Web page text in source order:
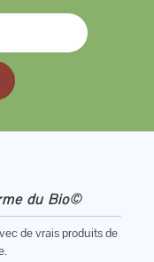
du Bio©
de vrais produits de